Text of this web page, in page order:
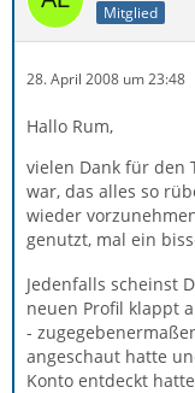
Mitglied
28. April 2008 um 23:48
Hallo Rum,
vielen Dank für den
war, das alles so
wieder
genutzt, mal ein
Jedenfalls scheinst
neuen Profil klappt
-
angeschaut hatte
Konto entdeckt